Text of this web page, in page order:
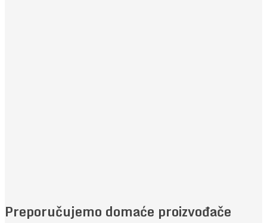
Preporučujemo domaće proizvođače